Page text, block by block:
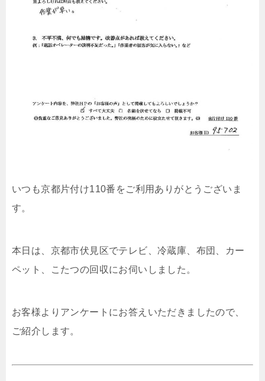
いつも京都片付け110番をご利用ありがとうございま
す。
本日は、京都市伏見区でテレビ、冷蔵庫、布団、カー
ペット、こたつの回収にお伺いしました。
お客様よりアンケートにお答えいただきましたので、
ご紹介します。